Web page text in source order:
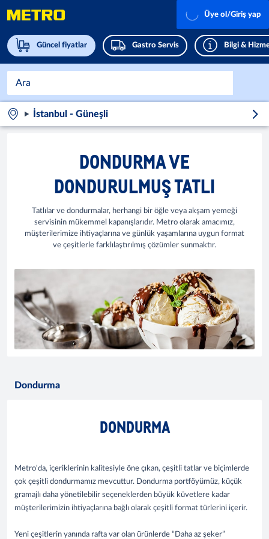
Güncel fiyatlar Gastro Servis Bilgi &
Üye ol/Giriş yap
İstanbul - Güneşli
DONDURMA VE
DONDURULMUŞ TATLI
Tatlılar ve dondurmalar, herhangi bir öğle veya akşam yemeği
servisinin mükemmel kapanışlarıdır. Metro olarak amacımız,
müşterilerimize ihtiyaçlarına ve günlük yaşamlarına uygun format
ve çeşitlerle farklılaştırılmış çözümler sunmaktır.
Dondurma
DONDURMA
Metro'da, içeriklerinin kalitesiyle öne çıkan, çeşitli tatlar ve biçimlerde
çok çeşitli dondurmamız mevcuttur. Dondurma portföyümüz, küçük
gramajlı daha yönetilebilir seçeneklerden büyük küvetlere kadar
müşterilerimizin ihtiyaçlarına bağlı olarak çeşitli format türlerini içerir.
Yeni çeşitlerin yanında rafta var olan ürünlerde “Daha az şeker”